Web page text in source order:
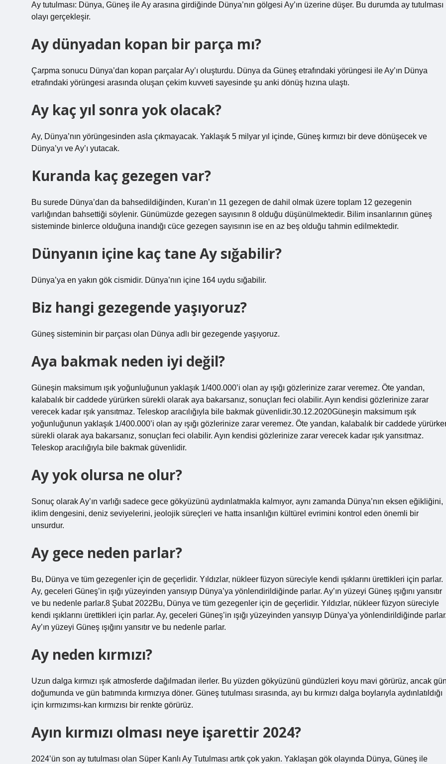
Ay tutulması: Dünya, Güneş ile Ay arasına girdiğinde Dünya’nın gölgesi Ay’ın üzerine düşer. Bu durumda ay tutulması
olayı gerçekleşir.
Ay dünyadan kopan bir parça mı?
Çarpma sonucu Dünya’dan kopan parçalar Ay’ı oluşturdu. Dünya da Güneş etrafındaki yörüngesi ile Ay’ın Dünya
etrafındaki yörüngesi arasında oluşan çekim kuvveti sayesinde şu anki dönüş hızına ulaştı.
Ay kaç yıl sonra yok olacak?
Ay, Dünya’nın yörüngesinden asla çıkmayacak. Yaklaşık 5 milyar yıl içinde, Güneş kırmızı bir deve dönüşecek ve
Dünya’yı ve Ay’ı yutacak.
Kuranda kaç gezegen var?
Bu surede Dünya’dan da bahsedildiğinden, Kuran’ın 11 gezegen de dahil olmak üzere toplam 12 gezegenin
varlığından bahsettiği söylenir. Günümüzde gezegen sayısının 8 olduğu düşünülmektedir. Bilim insanlarının güneş
sisteminde binlerce olduğuna inandığı cüce gezegen sayısının ise en az beş olduğu tahmin edilmektedir.
Dünyanın içine kaç tane Ay sığabilir?
Dünya’ya en yakın gök cismidir. Dünya’nın içine 164 uydu sığabilir.
Biz hangi gezegende yaşıyoruz?
Güneş sisteminin bir parçası olan Dünya adlı bir gezegende yaşıyoruz.
Aya bakmak neden iyi değil?
Güneşin maksimum ışık yoğunluğunun yaklaşık 1/400.000’i olan ay ışığı gözlerinize zarar veremez. Öte yandan,
kalabalık bir caddede yürürken sürekli olarak aya bakarsanız, sonuçları feci olabilir. Ayın kendisi gözlerinize zarar
verecek kadar ışık yansıtmaz. Teleskop aracılığıyla bile bakmak güvenlidir.30.12.2020Güneşin maksimum ışık
yoğunluğunun yaklaşık 1/400.000’i olan ay ışığı gözlerinize zarar veremez. Öte yandan, kalabalık bir caddede
sürekli olarak aya bakarsanız, sonuçları feci olabilir. Ayın kendisi gözlerinize zarar verecek kadar ışık yansıtmaz.
Teleskop aracılığıyla bile bakmak güvenlidir.
Ay yok olursa ne olur?
Sonuç olarak Ay’ın varlığı sadece gece gökyüzünü aydınlatmakla kalmıyor, aynı zamanda Dünya’nın eksen eğikliğini,
iklim dengesini, deniz seviyelerini, jeolojik süreçleri ve hatta insanlığın kültürel evrimini kontrol eden önemli bir
unsurdur.
Ay gece neden parlar?
Bu, Dünya ve tüm gezegenler için de geçerlidir. Yıldızlar, nükleer füzyon süreciyle kendi ışıklarını ürettikleri için parlar.
Ay, geceleri Güneş’in ışığı yüzeyinden yansıyıp Dünya’ya yönlendirildiğinde parlar. Ay’ın yüzeyi Güneş ışığını yansıtır
ve bu nedenle parlar.8 Şubat 2022Bu, Dünya ve tüm gezegenler için de geçerlidir. Yıldızlar, nükleer füzyon süreciyle
kendi ışıklarını ürettikleri için parlar. Ay, geceleri Güneş’in ışığı yüzeyinden yansıyıp Dünya’ya yönlendirildiğinde
Ay’ın yüzeyi Güneş ışığını yansıtır ve bu nedenle parlar.
Ay neden kırmızı?
Uzun dalga kırmızı ışık atmosferde dağılmadan ilerler. Bu yüzden gökyüzünü gündüzleri koyu mavi görürüz, ancak
doğumunda ve gün batımında kırmızıya döner. Güneş tutulması sırasında, ayı bu kırmızı dalga boylarıyla aydınlatıldığı
için kırmızımsı-kan kırmızısı bir renkte görürüz.
Ayın kırmızı olması neye işarettir 2024?
2024’ün son ay tutulması olan Süper Kanlı Ay Tutulması artık çok yakın. Yaklaşan gök olayında Dünya, Güneş ile